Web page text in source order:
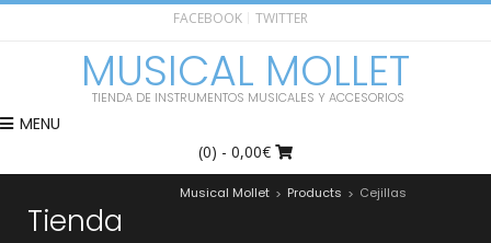
FACEBOOK TWITTER
MUSICAL MOLLET
TIENDA DE INSTRUMENTOS MUSICALES Y ACCESORIOS
MENU
(0) - 0,00€
Tienda
Musical Mollet > Products > Cejillas